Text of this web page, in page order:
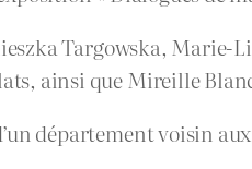
Targowska, Marie-
ainsi que Mireille
département voisin